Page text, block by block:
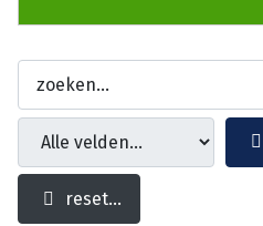
reset...